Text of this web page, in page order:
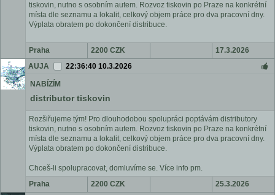
tiskovin, nutno s osobním autem. Rozvoz tiskovin po Praze na konkrétní
místa dle seznamu a lokalit, celkový objem práce pro dva pracovní dny.
Výplata obratem po dokončení distribuce.
Praha 2200 CZK
17.3.2026
AUJA
22:36:40 10.3.2026
NABÍZÍM
distributor tiskovin
Rozšiřujeme tým! Pro dlouhodobou spolupráci poptávám distributory
tiskovin, nutno s osobním autem. Rozvoz tiskovin po Praze na konkrétní
místa dle seznamu a lokalit, celkový objem práce pro dva pracovní dny.
Výplata obratem po dokončení distribuce.
Chceš-li spolupracovat, domluvíme se. Více info pm.
Praha
2200 CZK
25.3.2026